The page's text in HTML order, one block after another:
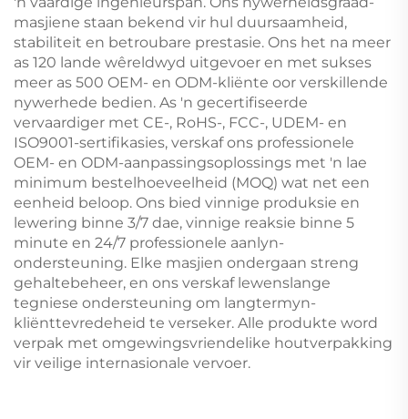
masjiene staan bekend vir hul duursaamheid,
stabiliteit en betroubare prestasie. Ons het na meer
as 120 lande wêreldwyd uitgevoer en met sukses
meer as 500 OEM- en ODM-kliënte oor verskillende
nywerhede bedien. As 'n gecertifiseerde
vervaardiger met CE-, RoHS-, FCC-, UDEM- en
ISO9001-sertifikasies, verskaf ons professionele
OEM- en ODM-aanpassingsoplossings met 'n lae
minimum bestelhoeveelheid (MOQ) wat net een
eenheid beloop. Ons bied vinnige produksie en
lewering binne 3/7 dae, vinnige reaksie binne 5
minute en 24/7 professionele aanlyn-
ondersteuning. Elke masjien ondergaan streng
gehaltebeheer, en ons verskaf lewenslange
tegniese ondersteuning om langtermyn-
kliënttevredeheid te verseker. Alle produkte word
verpak met omgewingsvriendelike houtverpakking
vir veilige internasionale vervoer.